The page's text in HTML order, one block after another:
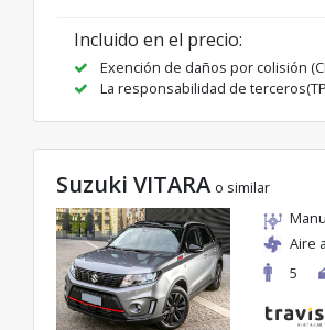
Incluido en el precio:
Exención de daños por colisión
La responsabilidad de
Suzuki VITARA o similar
Aire
5